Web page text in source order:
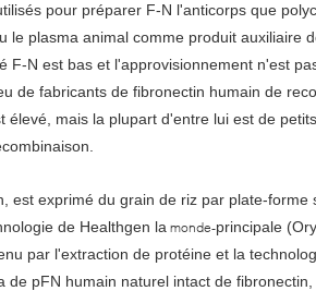
pour préparer F-N l'anticorps que
le plasma animal comme produit auxiliaire
F-N est bas et l'approvisionnement n'est
de fabricants de fibronectin humain de
mais la plupart d'entre lui est de
est exprimé du grain de riz par plate-forme
de Healthgen la monde-principale
par l'extraction de protéine et la
pFN humain naturel intact de